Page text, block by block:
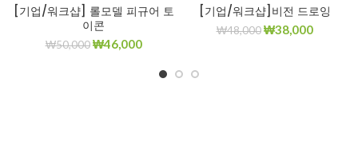
[기업/워크샵] 롤모델 피규어 토
이콘
₩50,000 ₩46,000
[기업/워크샵]비전 드로잉
₩48,000 ₩38,000